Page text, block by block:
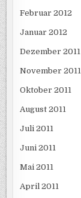
Februar 2012
Januar 2012
Dezember 2011
November 2011
Oktober 2011
August 2011
Juli 2011
Juni 2011
Mai 2011
April 2011